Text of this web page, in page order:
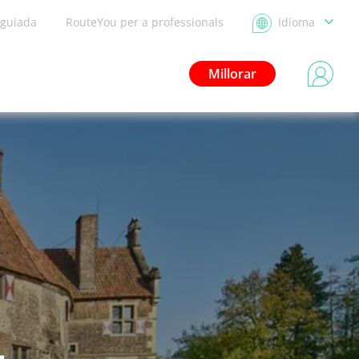
RouteYou per a professionals Idioma
Millorar